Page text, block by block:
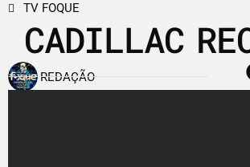
TV FOQUE
CADILLAC
REDAÇÃO